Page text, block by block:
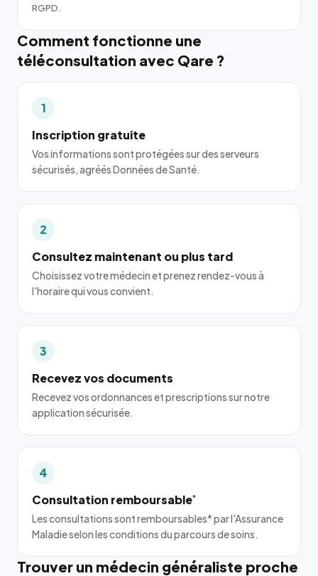
RGPD.
Comment fonctionne une
téléconsultation avec Qare ?
1
Inscription gratuite
Vos informations sont protégées sur des serveurs
sécurisés, agréés Données de Santé.
2
Consultez maintenant ou plus tard
Choisissez votre médecin et prenez rendez-vous à
l'horaire qui vous convient.
3
Recevez vos documents
Recevez vos ordonnances et prescriptions sur notre
application sécurisée.
4
Consultation remboursable*
Les consultations sont remboursables* par l'Assurance
Maladie selon les conditions du parcours de soins.
Trouver un médecin généraliste proche